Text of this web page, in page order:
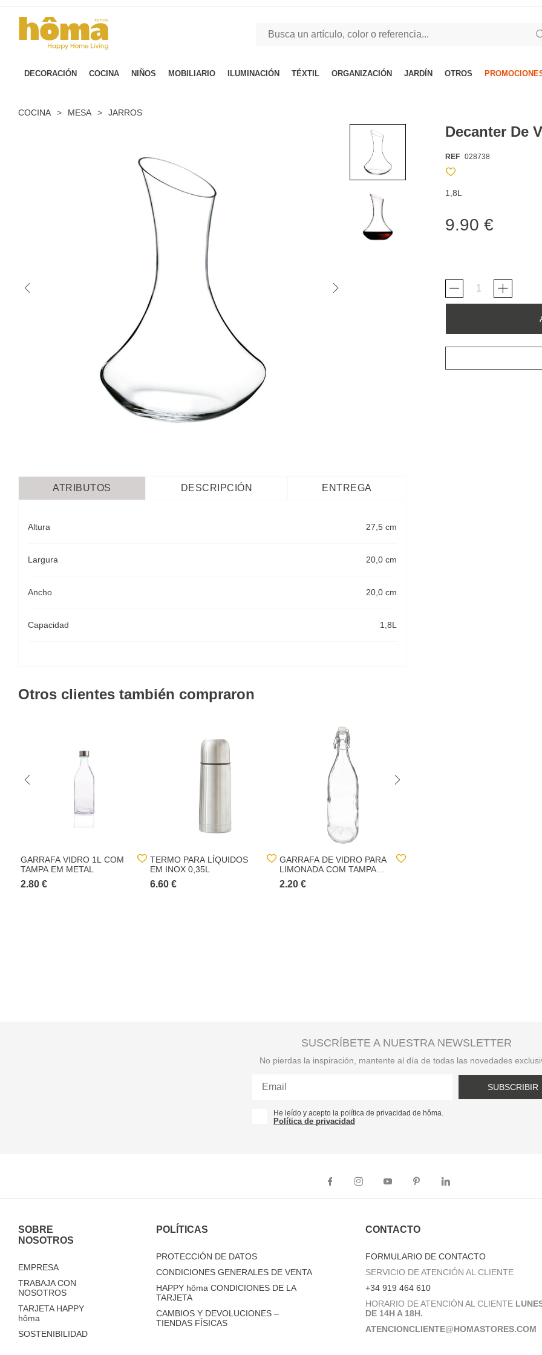
DECORACIÓN COCINA NIÑOS MOBILIARIO ILUMINACIÓN TÉXTIL ORGANIZACIÓN JARDÍN OTROS
COCINA > MESA > JARROS
Decanter De
REF 028738
1,8L
9.90 €
ATRIBUTOS DESCRIPCIÓN ENTREGA
Altura 27,5 cm
Largura 20,0 cm
Ancho 20,0 cm
Capacidad 1,8L
Otros clientes también compraron
GARRAFA VIDRO 1L COM
TAMPA EM METAL
2.80 €
TERMO PARA LÍQUIDOS
EM INOX 0,35L
6.60 €
GARRAFA DE VIDRO PARA
LIMONADA COM TAMPA
1L
2.20 €
SUSCRÍBETE A NUESTRA NEWSLETTER
No pierdas la inspiración, mantente al día de todas las novedades
SUBSCRIBIR
He leído y acepto la política de privacidad de hôma.
Política de privacidad
SOBRE
NOSOTROS
EMPRESA
TRABAJA CON
NOSOTROS
TARJETA HAPPY
hôma
SOSTENIBILIDAD
POLÍTICAS
PROTECCIÓN DE DATOS
CONDICIONES GENERALES DE VENTA
HAPPY hôma CONDICIONES DE LA
TARJETA
CAMBIOS Y DEVOLUCIONES –
TIENDAS FÍSICAS
CONTACTO
FORMULARIO DE CONTACTO
SERVICIO DE ATENCIÓN AL CLIENTE
+34 919 464 610
HORARIO DE ATENCIÓN AL CLIENTE
DE 14H A 18H.
ATENCIONCLIENTE@HOMASTORES.COM